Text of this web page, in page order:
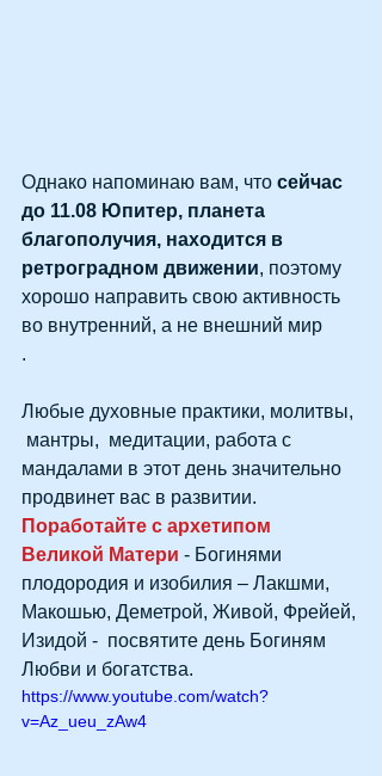
Однако напоминаю вам, что сейчас
до 11.08 Юпитер, планета
благополучия, находится в
ретроградном движении, поэтому
хорошо направить свою активность
во внутренний, а не внешний мир
.
Любые духовные практики, молитвы,
мантры,  медитации, работа с
мандалами в этот день значительно
продвинет вас в развитии.
Поработайте с архетипом
Великой Матери - Богинями
плодородия и изобилия – Лакшми,
Макошью, Деметрой, Живой, Фрейей,
Изидой -  посвятите день Богиням
Любви и богатства.
https://www.youtube.com/watch?
v=Az_ueu_zAw4